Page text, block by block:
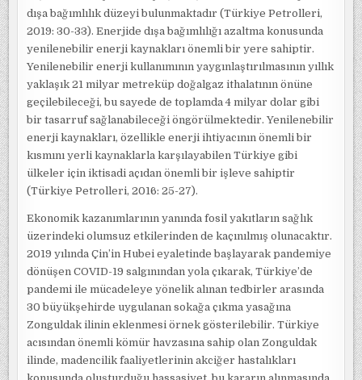
dışa bağımlılık düzeyi bulunmaktadır (Türkiye Petrolleri,
2019: 30-33). Enerjide dışa bağımlılığı azaltma konusunda
yenilenebilir enerji kaynakları önemli bir yere sahiptir.
Yenilenebilir enerji kullanımının yaygınlaştırılmasının yıllık
yaklaşık 21 milyar metreküp doğalgaz ithalatının önüne
geçilebileceği, bu sayede de toplamda 4 milyar dolar gibi
bir tasarruf sağlanabileceği öngörülmektedir. Yenilenebilir
enerji kaynakları, özellikle enerji ihtiyacının önemli bir
kısmını yerli kaynaklarla karşılayabilen Türkiye gibi
ülkeler için iktisadi açıdan önemli bir işleve sahiptir
(Türkiye Petrolleri, 2016: 25-27).
Ekonomik kazanımlarının yanında fosil yakıtların sağlık
üzerindeki olumsuz etkilerinden de kaçınılmış olunacaktır.
2019 yılında Çin’in Hubei eyaletinde başlayarak pandemiye
dönüşen COVID-19 salgınından yola çıkarak, Türkiye’de
pandemi ile mücadeleye yönelik alınan tedbirler arasında
30 büyükşehirde uygulanan sokağa çıkma yasağına
Zonguldak ilinin eklenmesi örnek gösterilebilir. Türkiye
acısından önemli kömür havzasına sahip olan Zonguldak
ilinde, madencilik faaliyetlerinin akciğer hastalıkları